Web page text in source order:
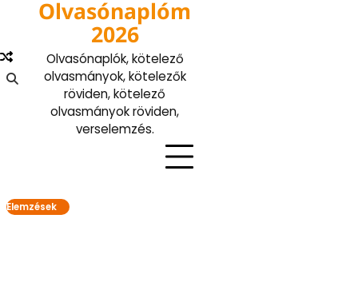
content
Olvasónaplóm
2026
Olvasónaplók, kötelező
olvasmányok, kötelezők
röviden, kötelező
olvasmányok röviden,
verselemzés.
Elemzések